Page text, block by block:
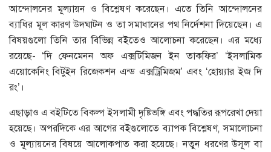
আন্দোলনের মূল্যায়ন ও বিশ্লেষণ করেছেন। এতে তিনি আন্দোলনের
ব্যাধির মূল কারণ উদঘাটন ও তা সমাধানের পথ নির্দেশনা দিয়েছেন। এ
বিষয়গুলো তিনি তার বিভিন্ন বইতেও আলোচনা করেছেন। এর মধ্যে
রয়েছে- ‘দি ফেনমেনন অফ এক্সটিমিজন ইন তাকফির’ ‘ইসলামিক
এয়োকেনিং বিটুইন রিজেকশন এন্ড এক্সট্রিমিজম’ এবং ‘হোয়্যার ইজ দি
রং’।
এছাড়াও এ বইটিতে বিকল্প ইসলামী দৃষ্টিভঙ্গি এবং পদ্ধতির রূপরেখা দেয়া
হয়েছে। অপরদিকে এর আগের বইগুলোতে ব্যাপক বিশ্লেষণ, সমালোচনা
ও মূল্যায়নের বিষয়ে আলোকপাত করা হয়েছে। নতুন ধরণের উসূল বা